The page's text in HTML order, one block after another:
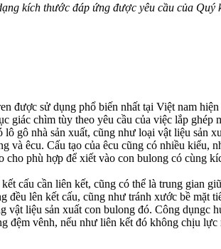
kích thước đáp ứng được yêu cầu của Quý
được sử dụng phổ biến nhất tại Việt nam
giác chìm tùy theo yêu cầu của việc lắp
gô nhà sản xuất, cũng như loại vật liệu sản
êcu. Cấu tạo của êcu cũng có nhiều kiểu,
phù hợp để xiết vào con bulong có cùng
cấu cần liên kết, cũng có thể là trung gian
đều lên kết cấu, cũng như tránh xước bề mặt
liệu sản xuất con bulong đó. Công dụngc
đệm vênh, nếu như liên kết đó không chịu lực